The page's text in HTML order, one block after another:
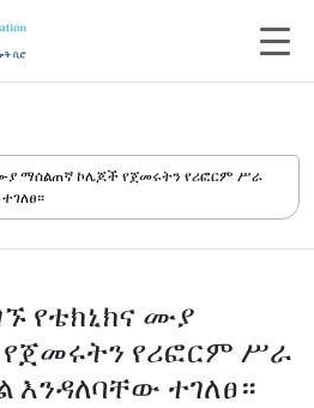
ማሰልጠኛ ኮሌጆች የጀመሩትን የሪፎርም ሥራ
የቴክኒክና ሙያ
የሪፎርም ሥራ
ተገለፀ።